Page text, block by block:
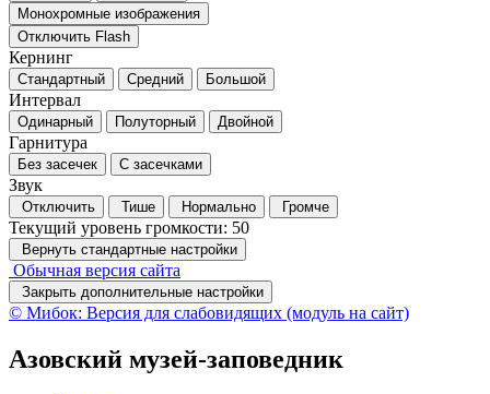
Монохромные изображения
Отключить Flash
Кернинг
Стандартный Средний Большой
Интервал
Одинарный Полуторный Двойной
Гарнитура
Без засечек С засечками
Звук
Отключить Тише Нормально Громче
Текущий уровень громкости: 50
Вернуть стандартные настройки
Обычная версия сайта
Закрыть дополнительные настройки
© Мибок: Версия для слабовидящих (модуль на сайт)
Азовский музей-заповедник